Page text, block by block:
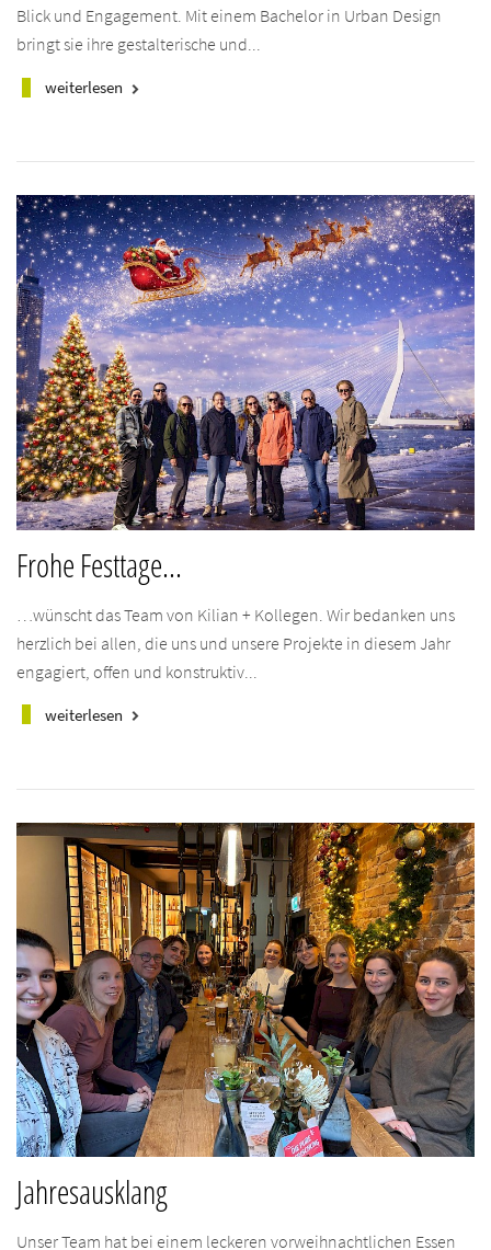
Blick und Engagement. Mit einem Bachelor in Urban Design
bringt sie ihre gestalterische und...
weiterlesen keyboard_arrow_right
Frohe Festtage...
…wünscht das Team von Kilian + Kollegen. Wir bedanken uns
herzlich bei allen, die uns und unsere Projekte in diesem Jahr
engagiert, offen und konstruktiv...
weiterlesen keyboard_arrow_right
Jahresausklang
Unser Team hat bei einem leckeren vorweihnachtlichen Essen